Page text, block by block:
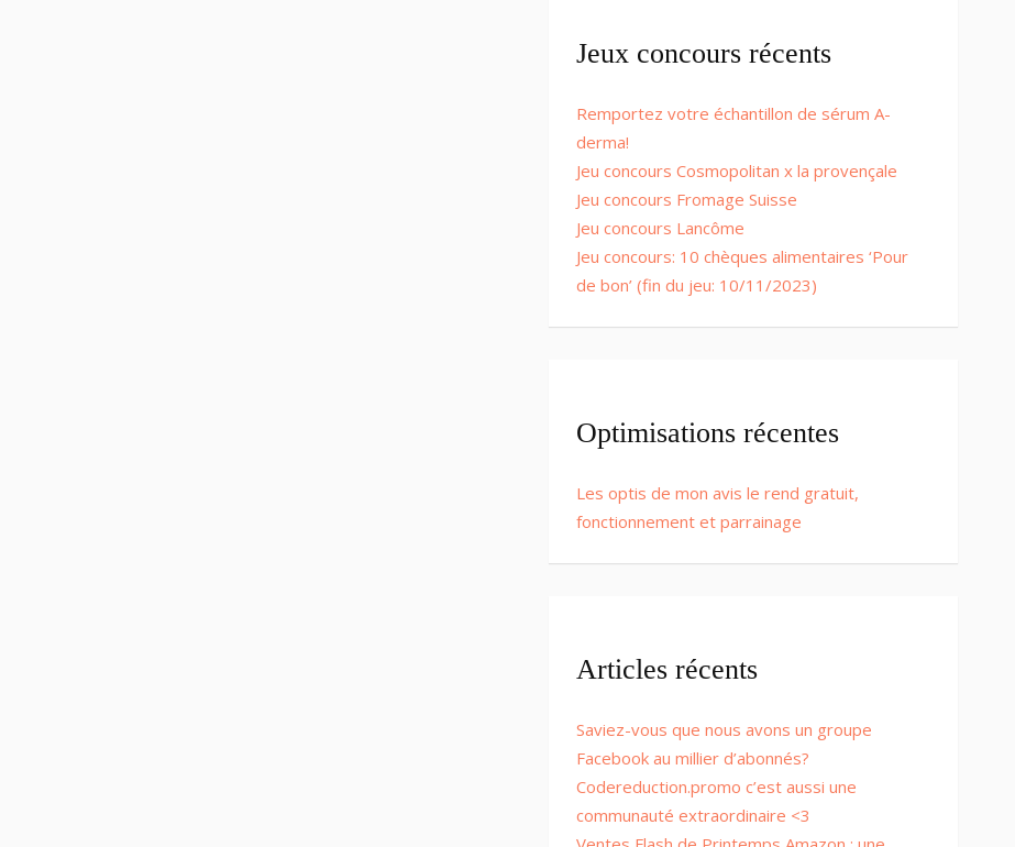
Jeux concours récents
Remportez votre échantillon de sérum A-
derma!
Jeu concours Cosmopolitan x la provençale
Jeu concours Fromage Suisse
Jeu concours Lancôme
Jeu concours: 10 chèques alimentaires ‘Pour
de bon’ (fin du jeu: 10/11/2023)
Optimisations récentes
Les optis de mon avis le rend gratuit,
fonctionnement et parrainage
Articles récents
Saviez-vous que nous avons un groupe
Facebook au millier d’abonnés?
Codereduction.promo c’est aussi une
communauté extraordinaire <3